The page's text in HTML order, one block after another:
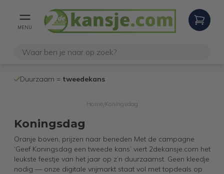
MENU
Duurzaam = tweedekans
Home/ Koningsdag
Koningsdag
Oranje boven, prijzen naar beneden Met de campagne
‘Geef Koningsdag een tweede kans’ viert 2dekansje.com het
leukste feestje van het jaar op z’n duurzaamst. Geen kleedje
nodig — onze digitale vrijmarkt staat vol met topdeals op